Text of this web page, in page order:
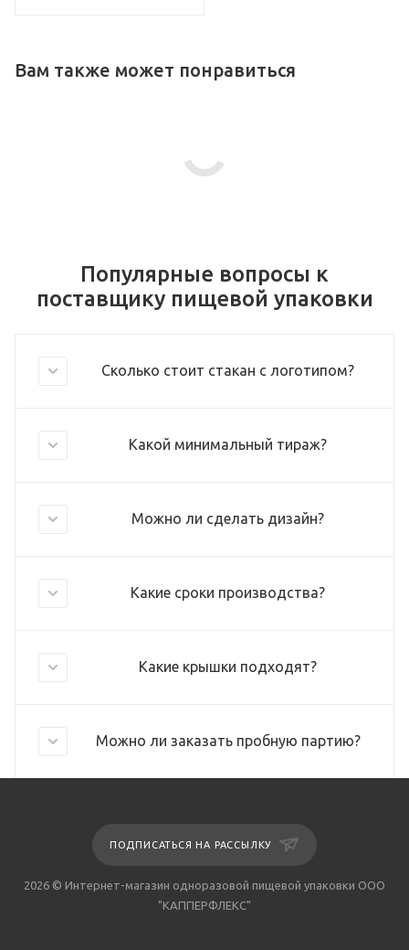
Вам также может понравиться
Популярные вопросы к
поставщику пищевой упаковки
Сколько стоит стакан с логотипом?
Какой минимальный тираж?
Можно ли сделать дизайн?
Какие сроки производства?
Какие крышки подходят?
Можно ли заказать пробную партию?
ПОДПИСАТЬСЯ НА РАССЫЛКУ
2026 © Интернет-магазин одноразовой пищевой упаковки ООО
"КАППЕРФЛЕКС"